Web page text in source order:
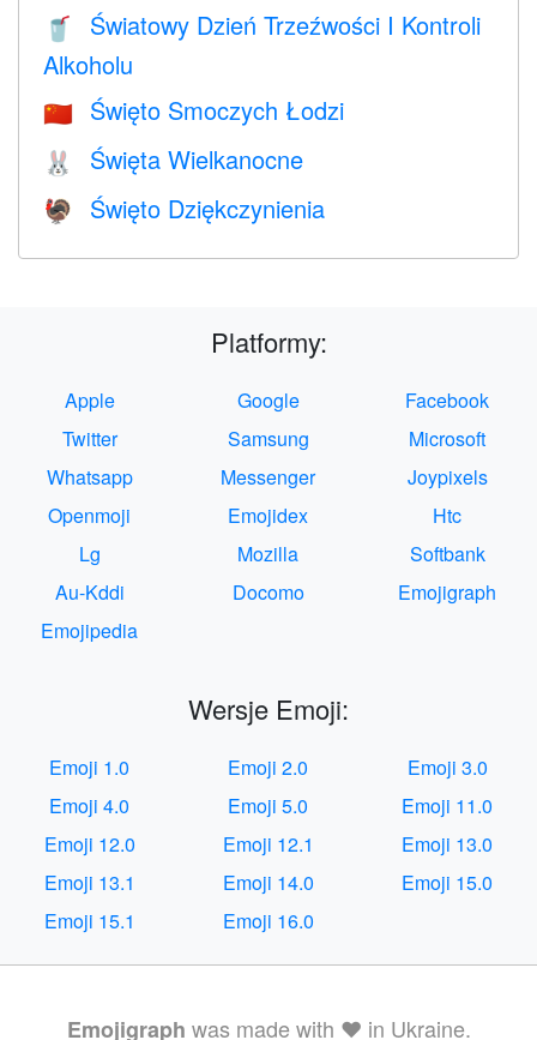
🥤
Światowy Dzień Trzeźwości I Kontroli
Alkoholu
🇨🇳 Święto Smoczych Łodzi
🐰 Święta Wielkanocne
🦃 Święto Dziękczynienia
Platformy:
Apple Google
Facebook
Twitter
Samsung
Microsoft
Whatsapp
Messenger
Joypixels
Openmoji
Emojidex
Htc
Lg
Mozilla
Softbank
Au-Kddi
Docomo
Emojigraph
Emojipedia
Wersje Emoji:
Emoji 1.0 Emoji 2.0
Emoji 3.0
Emoji 4.0
Emoji 5.0
Emoji 11.0
Emoji 12.0
Emoji 12.1
Emoji 13.0
Emoji 13.1
Emoji 14.0
Emoji 15.0
Emoji 15.1
Emoji 16.0
Emojigraph was made with ❤️ in Ukraine.